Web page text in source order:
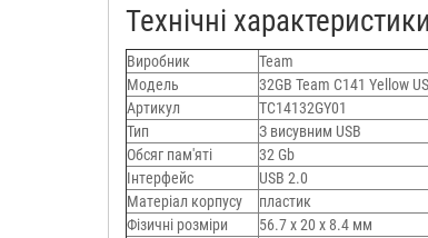
Технічні характеристики
Виробник
Team
Модель
32GB Team C141 Yellow
Артикул
TC14132GY01
Тип
З висувним USB
Обсяг пам'яті
32 Gb
Інтерфейс
USB 2.0
Матеріал корпусу
пластик
Фізичні розміри
56.7 х 20 х 8.4 мм